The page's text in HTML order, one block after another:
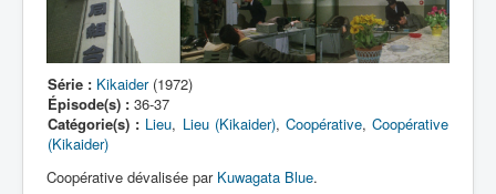
Films
COSAA
Dessins
Artiste Asperger
Lexique
Série : Kikaider(1972)
Épisode(s) : 36-37
Catégorie(s) : Lieu, Lieu (Kikaider), Coopérative,Coopérative
(Kikaider)
Coopérative dévalisée par Kuwagata Blue.